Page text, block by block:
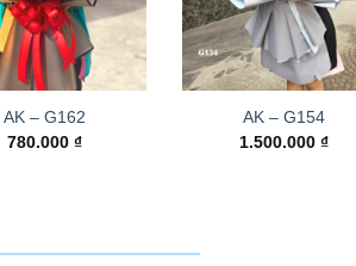
AK – G162
780.000₫
AK – G154
1.500.000 ₫